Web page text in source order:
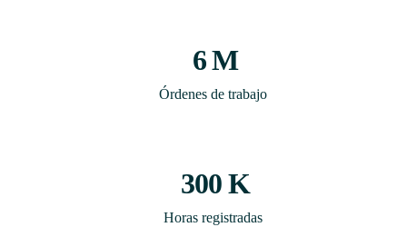
6M
Órdenes de trabajo
300K
Horas registradas